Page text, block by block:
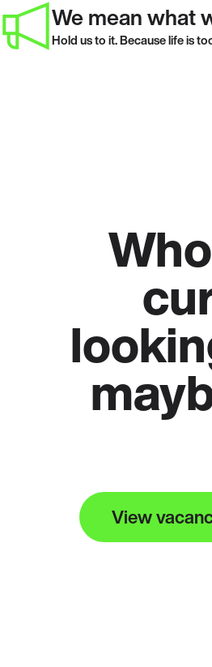
We mean what
Hold us to it. Because life is
View